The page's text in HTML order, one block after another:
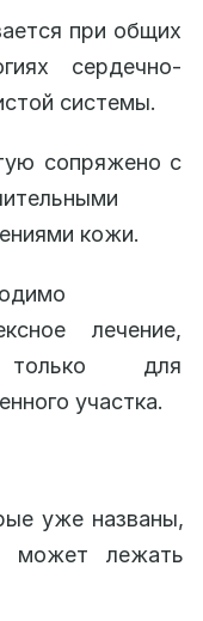
при общих
сердечно-
системы.
сопряжено с
кожи.
лечение,
для
участка.
уже названы,
может лежать